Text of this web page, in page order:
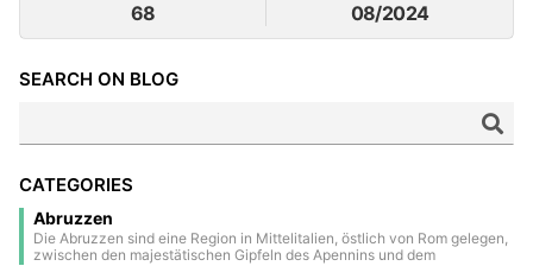
68 08/2024
SEARCH ON BLOG
CATEGORIES
Abruzzen
Die Abruzzen sind eine Region in Mittelitalien, östlich von Rom gelegen,
zwischen den majestätischen Gipfeln des Apennins und dem